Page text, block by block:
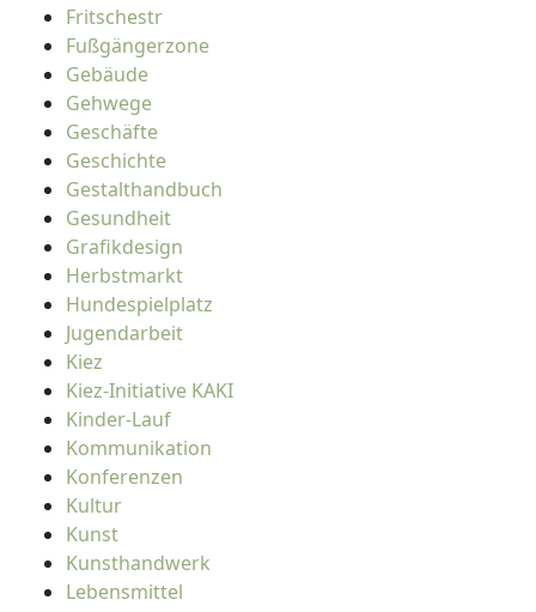
Fritschestr
Fußgängerzone
Gebäude
Gehwege
Geschäfte
Geschichte
Gestalthandbuch
Gesundheit
Grafikdesign
Herbstmarkt
Hundespielplatz
Jugendarbeit
Kiez
Kiez-Initiative KAKI
Kinder-Lauf
Kommunikation
Konferenzen
Kultur
Kunst
Kunsthandwerk
Lebensmittel